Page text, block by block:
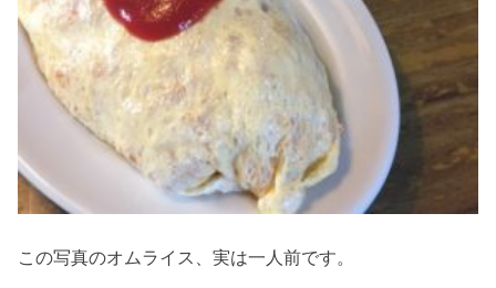
この写真のオムライス、実は一人前です。